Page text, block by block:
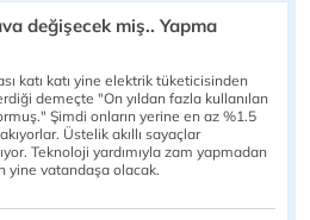
değişecek miş.. Yapma
katı katı yine elektrik tüketicisinden
demeçte "On yıldan fazla kullanılan
Şimdi onların yerine en az %1.5
Üstelik akıllı sayaçlar
Teknoloji yardımıyla zam yapmadan
yine vatandaşa olacak.